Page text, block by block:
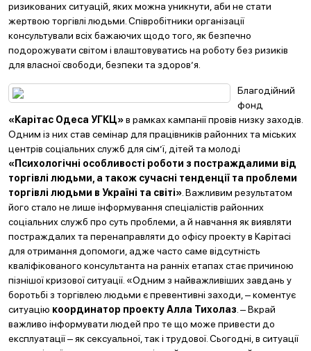
ризикованих ситуацій, яких можна уникнути, аби не стати
жертвою торгівлі людьми. Співробітники організації
консультували всіх бажаючих щодо того, як безпечно
подорожувати світом і влаштовуватись на роботу без ризиків
для власної свободи, безпеки та здоров’я.
Благодійний
фонд
«Карітас Одеса УГКЦ»в рамках кампанії провів низку заходів.
Одним із них став семінар для працівників районних та міських
центрів соціальних служб для сім’ї, дітей та молоді
«Психологічні особливості роботи з постраждалими від
торгівлі людьми, а також сучасні тенденції та проблеми
торгівлі людьми в Україні та світі» . Важливим результатом
його стало не лише інформування спеціалістів районних
соціальних служб про суть проблеми, а й навчання як виявляти
постраждалих та перенаправляти до офісу проекту в Карітасі
для отримання допомоги, адже часто саме відсутність
кваліфікованого консультанта на ранніх етапах стає причиною
пізнішої кризової ситуації. «Одним з найважливіших завдань у
боротьбі з торгівлею людьми є превентивні заходи, ‒ коментує
ситуацію координатор проекту Алла Тихолаз . ‒ Вкрай
важливо інформувати людей про те що може привести до
експлуатації ‒ як сексуальної, так і трудової. Сьогодні, в ситуації